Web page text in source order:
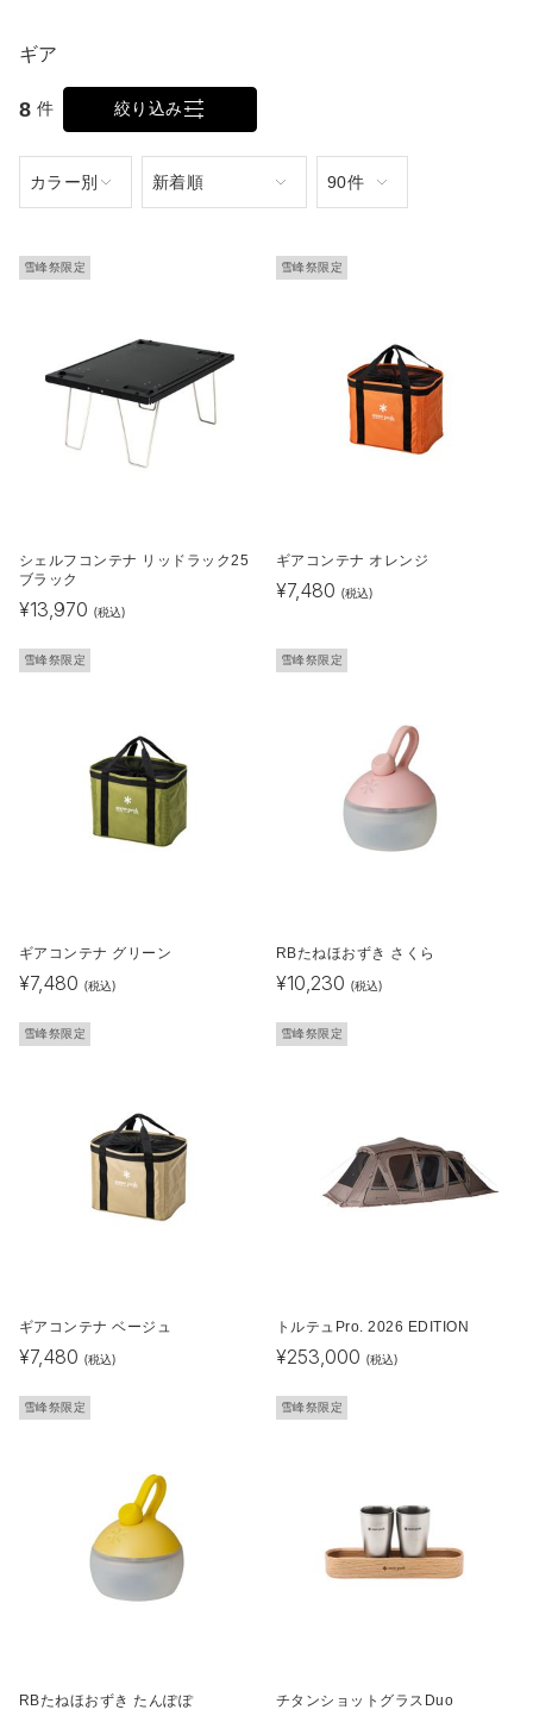
ギア
8 件 絞り込み
雪峰祭限定
シェルフコンテナ リッドラック25
ブラック
¥13,970 (税込)
雪峰祭限定
ギアコンテナ オレンジ
¥7,480 (税込)
雪峰祭限定
ギアコンテナ グリーン
¥7,480 (税込)
雪峰祭限定
RBたねほおずき さくら
¥10,230 (税込)
雪峰祭限定
ギアコンテナ ベージュ
¥7,480 (税込)
雪峰祭限定
トルテュPro. 2026 EDITION
¥253,000 (税込)
雪峰祭限定
RBたねほおずき たんぽぽ
雪峰祭限定
チタンショットグラスDuo